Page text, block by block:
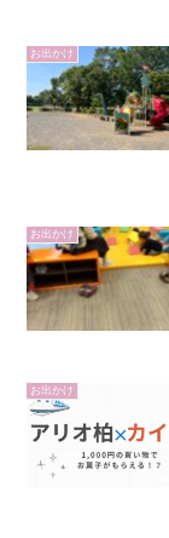
お出かけ
お出かけ
お出かけ